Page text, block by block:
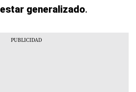
generalizado.